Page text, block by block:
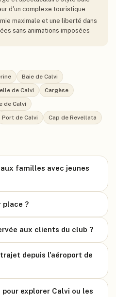
d'un complexe touristique
maximale et une liberté dans
sans animations imposées
Baie de Calvi
de Calvi
Cargèse
de Calvi
Port de Calvi Cap de Revellata
familles avec jeunes
place ?
aux clients du club ?
depuis l'aéroport de
explorer Calvi ou les